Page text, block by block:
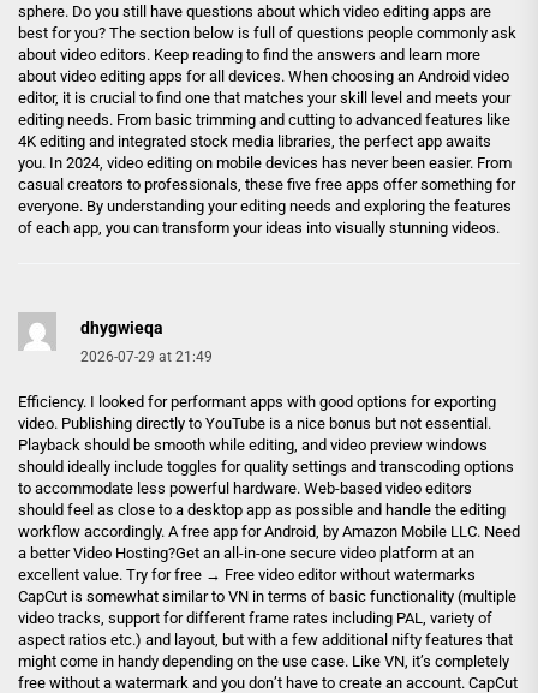
sphere. Do you still have questions about which video editing apps are
best for you? The section below is full of questions people commonly ask
about video editors. Keep reading to find the answers and learn more
about video editing apps for all devices. When choosing an Android video
editor, it is crucial to find one that matches your skill level and meets your
editing needs. From basic trimming and cutting to advanced features like
4K editing and integrated stock media libraries, the perfect app awaits
you. In 2024, video editing on mobile devices has never been easier. From
casual creators to professionals, these five free apps offer something for
everyone. By understanding your editing needs and exploring the features
of each app, you can transform your ideas into visually stunning videos.
dhygwieqa
2026-07-29 at 21:49
Efficiency. I looked for performant apps with good options for exporting
video. Publishing directly to YouTube is a nice bonus but not essential.
Playback should be smooth while editing, and video preview windows
should ideally include toggles for quality settings and transcoding options
to accommodate less powerful hardware. Web-based video editors
should feel as close to a desktop app as possible and handle the editing
workflow accordingly. A free app for Android, by Amazon Mobile LLC. Need
a better Video Hosting?Get an all-in-one secure video platform at an
excellent value. Try for free → Free video editor without watermarks
CapCut is somewhat similar to VN in terms of basic functionality (multiple
video tracks, support for different frame rates including PAL, variety of
aspect ratios etc.) and layout, but with a few additional nifty features that
might come in handy depending on the use case. Like VN, it’s completely
free without a watermark and you don’t have to create an account. CapCut